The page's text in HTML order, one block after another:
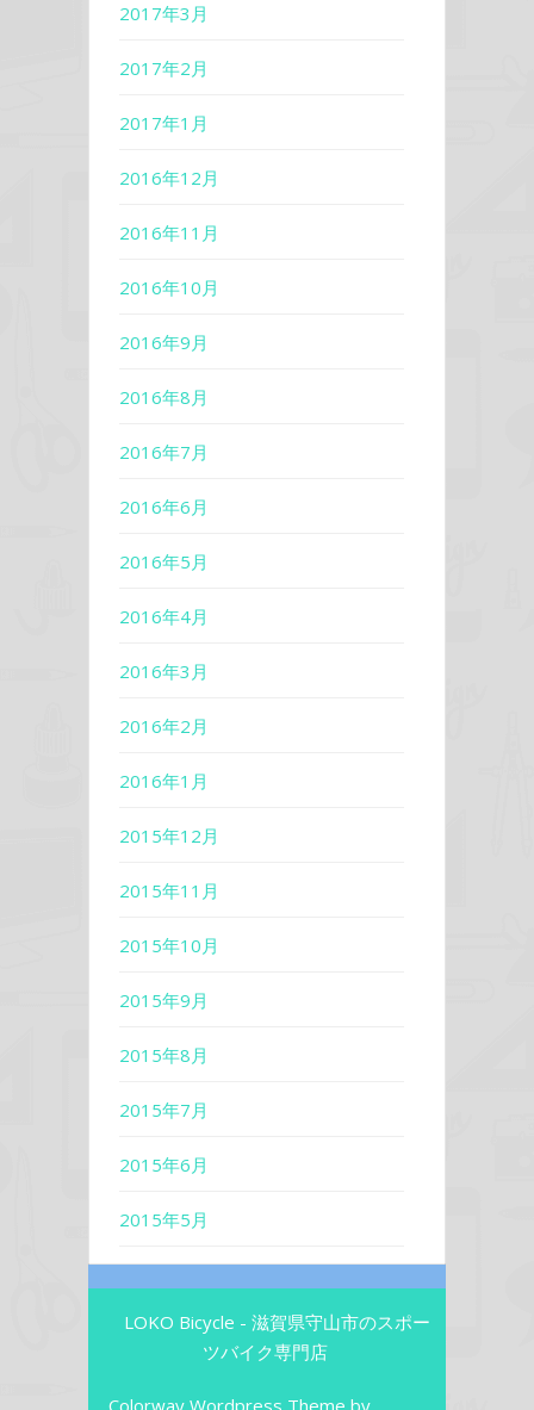
2017年3月
2017年2月
2017年1月
2016年12月
2016年11月
2016年10月
2016年9月
2016年8月
2016年7月
2016年6月
2016年5月
2016年4月
2016年3月
2016年2月
2016年1月
2015年12月
2015年11月
2015年10月
2015年9月
2015年8月
2015年7月
2015年6月
2015年5月
LOKO Bicycle - 滋賀県守山市のスポー
ツバイク専門店